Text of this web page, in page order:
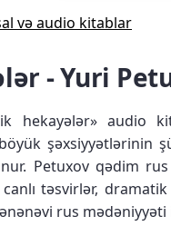
və audio kitablar
- Yuri
hekayələr» audio
Petuxov qədim
canlı təsvirlər,
rus